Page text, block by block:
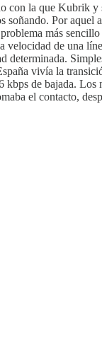
con la que
Por
más
de una
vivía la
de bajada.
el contacto,